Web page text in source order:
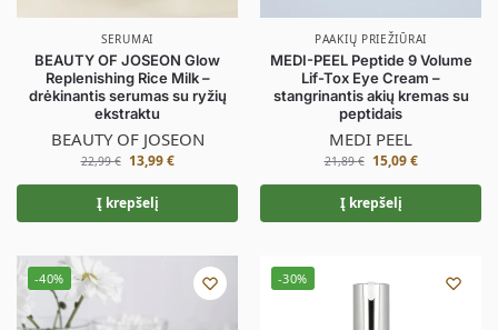
SERUMAI
BEAUTY OF JOSEON Glow
Replenishing Rice Milk –
drėkinantis serumas su ryžių
ekstraktu
BEAUTY OF JOSEON
22,99€ 13,99€
Į krepšelį
PAAKIŲ PRIEŽIŪRAI
MEDI-PEEL Peptide 9 Volume
Lif-Tox Eye Cream –
stangrinantis akių kremas su
peptidais
MEDI PEEL
21,89€ 15,09€
Į krepšelį
-40% -30%